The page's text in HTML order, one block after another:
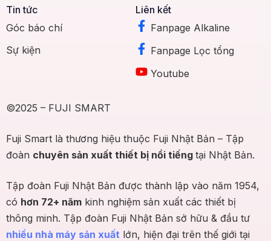
Tin tức
Góc báo chí
Sự kiện
Liên kết
Fanpage Alkaline
Fanpage Lọc tổng
Youtube
©2025 – FUJI SMART
Fuji Smart là thương hiệu thuộc Fuji Nhật Bản – Tập
đoàn chuyên sản xuất thiết bị nổi tiếng tại Nhật Bản.
Tập đoàn Fuji Nhật Bản được thành lập vào năm 1954,
có hơn 72+ năm kinh nghiệm sản xuất các thiết bị
thông minh. Tập đoàn Fuji Nhật Bản sở hữu & đầu tư
nhiều nhà máy sản xuất lớn, hiện đại trên thế giới tại